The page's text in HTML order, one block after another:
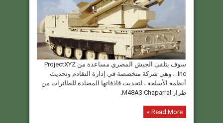
سوف يتلقى الجيش المصري مساعدة من ProjectXYZ
Inc. ، وهي شركة متخصصة في إدارة التقادم وتحديث
أنظمة الأسلحة ، لتحديث قاذفاتها المضادة للطائرات من
طراز M48A3 Chaparral.
Read More »